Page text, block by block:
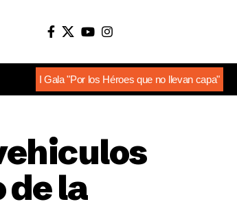
I Gala "Por los Héroes que no llevan capa"
de la